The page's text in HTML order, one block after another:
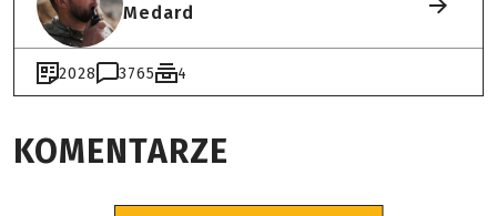
Medard
2028 3765 4
KOMENTARZE